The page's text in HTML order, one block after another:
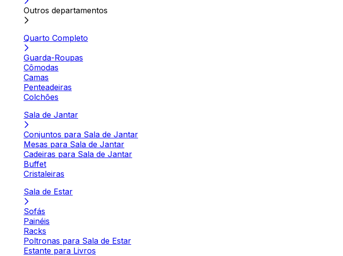
Outros departamentos
Quarto Completo
Guarda-Roupas
Cômodas
Camas
Penteadeiras
Colchões
Sala de Jantar
Conjuntos para Sala de Jantar
Mesas para Sala de Jantar
Cadeiras para Sala de Jantar
Buffet
Cristaleiras
Sala de Estar
Sofás
Painéis
Racks
Poltronas para Sala de Estar
Estante para Livros